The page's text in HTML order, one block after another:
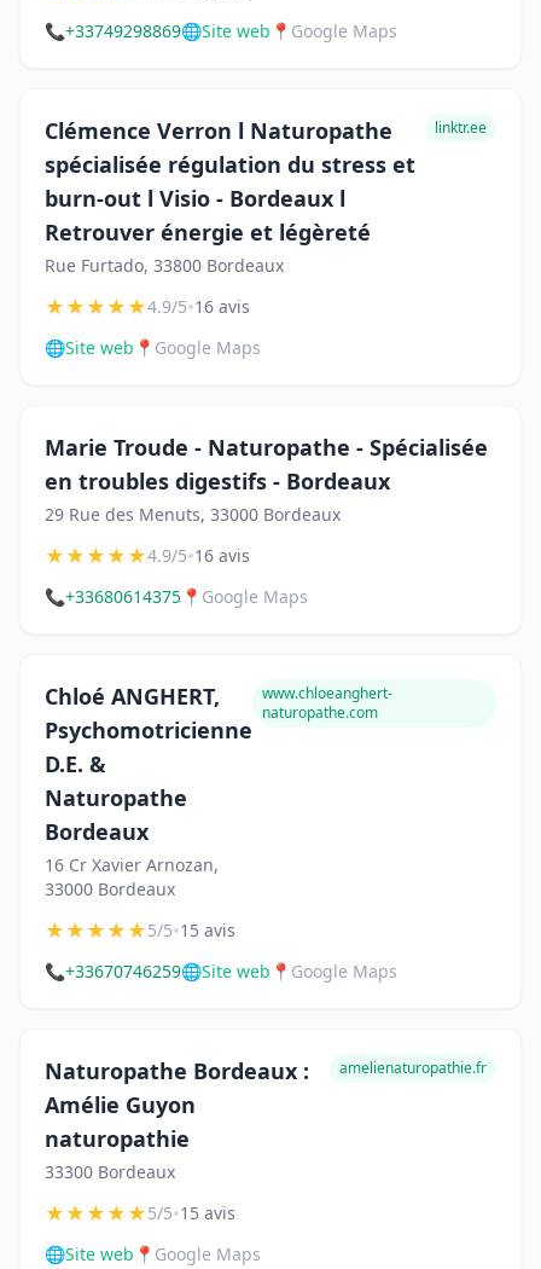
📞+33749298869🌐Site web 📍 Google Maps
Clémence Verron l Naturopathe
spécialisée régulation du stress et
burn-out l Visio - Bordeaux l
Retrouver énergie et légèreté
Rue Furtado, 33800 Bordeaux
linktr.ee
★★★★★4.9/5•16 avis
🌐Site web 📍 Google Maps
Marie Troude - Naturopathe - Spécialisée
en troubles digestifs - Bordeaux
29 Rue des Menuts, 33000 Bordeaux
★★★★★4.9/5•16 avis
📞+33680614375 📍 Google Maps
Chloé ANGHERT,
Psychomotricienne
D.E. &
Naturopathe
Bordeaux
16 Cr Xavier Arnozan,
33000 Bordeaux
www.chloeanghert-
naturopathe.com
★★★★★5/5•15 avis
📞+33670746259🌐Site web 📍 Google Maps
Naturopathe Bordeaux :
Amélie Guyon
naturopathie
33300 Bordeaux
amelienaturopathie.fr
★★★★★5/5•15 avis
🌐Site web 📍 Google Maps